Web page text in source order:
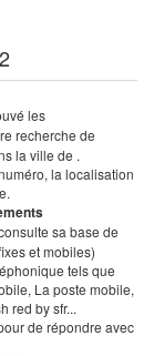
les
recherche de
la ville de .
la localisation
sa base de
et mobiles)
tels que
La poste mobile,
red by sfr...
de répondre avec